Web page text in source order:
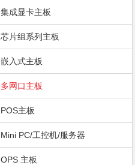
集成显卡主板
芯片组系列主板
嵌入式主板
多网口主板
POS主板
Mini PC/工控机/服务器
OPS 主板